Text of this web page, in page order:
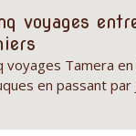
voyages
voyages Tamera
en passant par